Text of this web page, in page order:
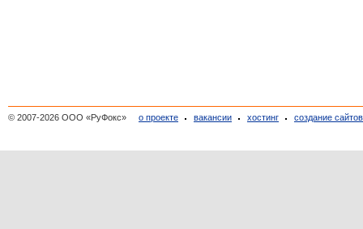
© 2007-2026 ООО «РуФокс» о проекте вакансии хостинг создание сайтов